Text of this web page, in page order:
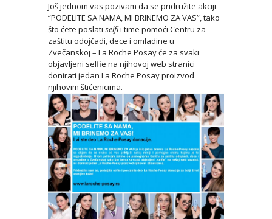
Još jednom vas pozivam da se pridružite akciji
“PODELITE SA NAMA, MI BRINEMO ZA VAS”, tako
što ćete poslati selfii time pomoći Centru za
zaštitu odojčadi, dece i omladine u
Zvečanskoj – La Roche Posay će za svaki
objavljeni selfie na njihovoj web stranici
donirati jedan La Roche Posay proizvod
njihovim štićenicima.